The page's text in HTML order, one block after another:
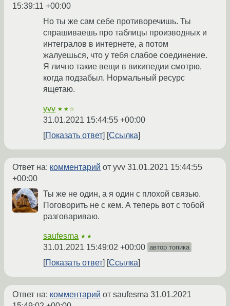
15:39:11 +00:00
Но ты же сам себе противоречишь. Ты
спрашиваешь про таблицы производных и
интегралов в интернете, а потом
жалуешься, что у тебя слабое соединение.
Я лично такие вещи в википедии смотрю,
когда подзабыл. Нормальный ресурс
ящетаю.
yvv ★★☆
31.01.2021 15:44:55 +00:00
Показать ответ
Ссылка
Ответ на: комментарий от yvv 31.01.2021 15:44:55
+00:00
Ты же не один, а я один с плохой связью.
Поговорить не с кем. А теперь вот с тобой
разговариваю.
saufesma ★★
31.01.2021 15:49:02 +00:00 автор топика
Показать ответ Ссылка
Ответ на: комментарий от saufesma 31.01.2021